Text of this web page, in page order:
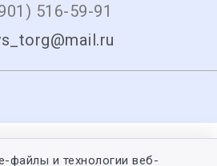
516-59-91
файлы и технологии веб-